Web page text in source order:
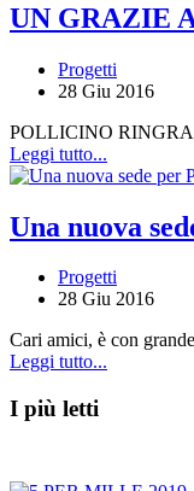
UN GRAZIE
Progetti
28 Giu 2016
POLLICINO
Leggi tutto...
Una nuova
Progetti
28 Giu 2016
Cari amici, è con
Leggi tutto...
I più letti